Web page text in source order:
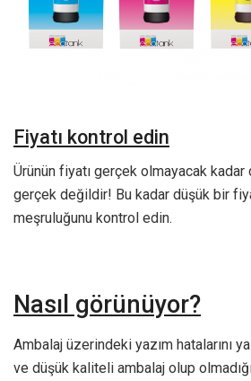
Fiyatı kontrol edin
Ürünün fiyatı gerçek olmayacak
gerçek değildir! Bu kadar düşük bir
meşruluğunu kontrol edin.
Nasıl görünüyor?
Ambalaj üzerindeki yazım hatalarını
ve düşük kaliteli ambalaj olup